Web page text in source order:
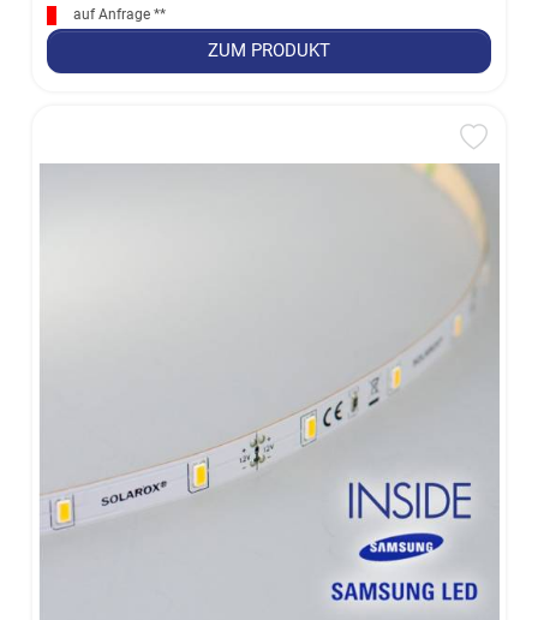
auf Anfrage **
ZUM PRODUKT